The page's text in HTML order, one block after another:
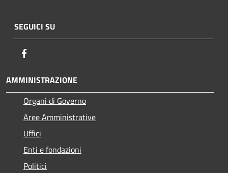
SEGUICI SU
AMMINISTRAZIONE
Organi di Governo
Aree Amministrative
Uffici
Enti e fondazioni
Politici